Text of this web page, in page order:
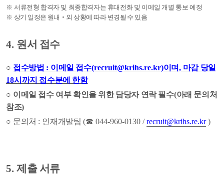
※ 서류전형 합격자 및 최종합격자는 휴대전화 및 이메일 개별 통보 예정
※ 상기 일정은 원내 ‧ 외 상황에 따라 변경될 수 있음
4. 원서 접수
○ 접수방법 : 이메일 접수(recruit@krihs.re.kr)이며, 마감 당일
18시까지 접수분에 한함
○ 이메일 접수 여부 확인을 위한 담당자 연락 필수(아래 문의처
참조)
○ 문의처 : 인재개발팀(☎044-960-0130 /recruit@krihs.re.kr )
5. 제출 서류